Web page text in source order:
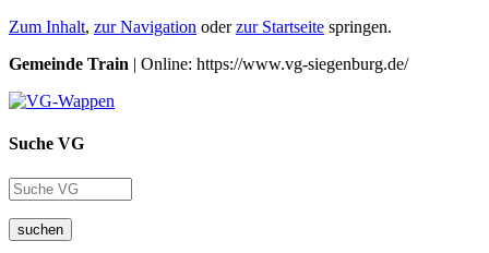
Zum Inhalt, zur Navigation oderzur Startseite springen.
Gemeinde Train | Online: https://www.vg-siegenburg.de/
Suche VG
suchen